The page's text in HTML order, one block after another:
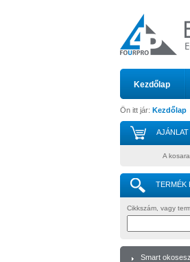
Kezdőlap
Ön itt jár: Kezdőlap
A
TERMÉK
Cikkszám, vagy
Smart